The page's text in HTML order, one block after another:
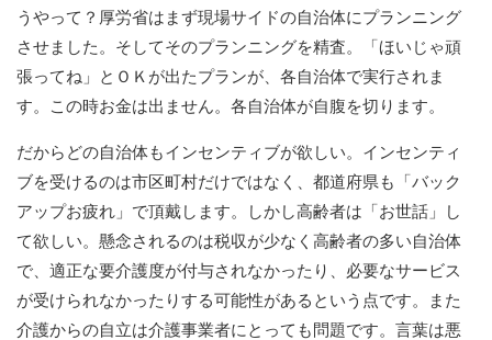
うやって？厚労省はまず現場サイドの自治体にプランニング
させました。そしてそのプランニングを精査。「ほいじゃ頑
張ってね」とＯＫが出たプランが、各自治体で実行されま
す。この時お金は出ません。各自治体が自腹を切ります。
だからどの自治体もインセンティブが欲しい。インセンティ
ブを受けるのは市区町村だけではなく、都道府県も「バック
アップお疲れ」で頂戴します。しかし高齢者は「お世話」し
て欲しい。懸念されるのは税収が少なく高齢者の多い自治体
で、適正な要介護度が付与されなかったり、必要なサービス
が受けられなかったりする可能性があるという点です。また
介護からの自立は介護事業者にとっても問題です。言葉は悪